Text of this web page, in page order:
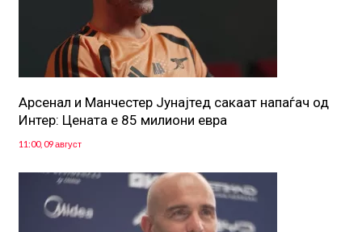
Арсенал и Манчестер Јунајтед сакаат напаѓач од
Интер: Цената е 85 милиони евра
11:00, 09 август